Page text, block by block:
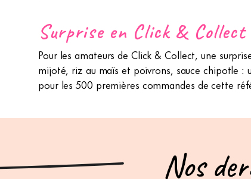
Surprise en Click & Collect
Pour les amateurs de Click & Collect, une
mijoté, riz au maïs et poivrons, sauce chipotle :
pour les 500 premières commandes de cette
Nos